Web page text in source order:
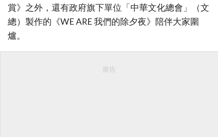
賞》之外，還有政府旗下單位「中華文化總會」（文
總）製作的《WE ARE 我們的除夕夜》陪伴大家圍
爐。
廣告